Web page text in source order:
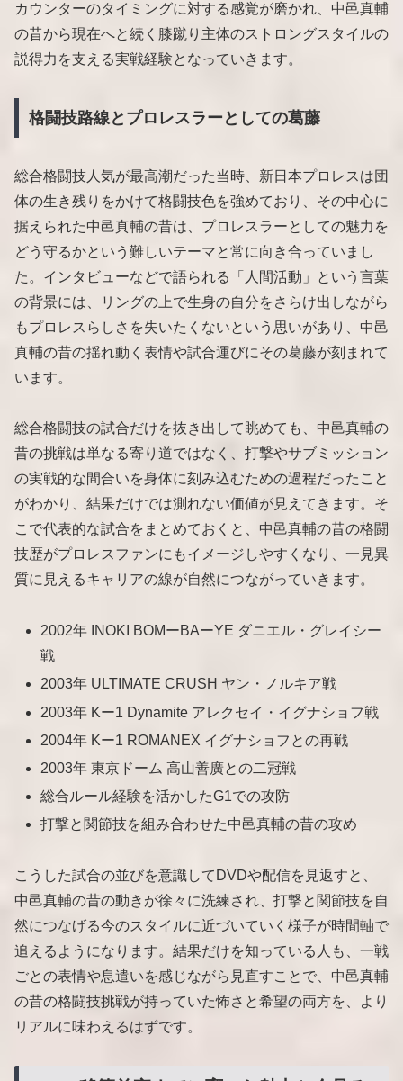
カウンターのタイミングに対する感覚が磨かれ、中邑真輔
の昔から現在へと続く膝蹴り主体のストロングスタイルの
説得力を支える実戦経験となっていきます。
格闘技路線とプロレスラーとしての葛藤
総合格闘技人気が最高潮だった当時、新日本プロレスは団
体の生き残りをかけて格闘技色を強めており、その中心に
据えられた中邑真輔の昔は、プロレスラーとしての魅力を
どう守るかという難しいテーマと常に向き合っていまし
た。インタビューなどで語られる「人間活動」という言葉
の背景には、リングの上で生身の自分をさらけ出しながら
もプロレスらしさを失いたくないという思いがあり、中邑
真輔の昔の揺れ動く表情や試合運びにその葛藤が刻まれて
います。
総合格闘技の試合だけを抜き出して眺めても、中邑真輔の
昔の挑戦は単なる寄り道ではなく、打撃やサブミッション
の実戦的な間合いを身体に刻み込むための過程だったこと
がわかり、結果だけでは測れない価値が見えてきます。そ
こで代表的な試合をまとめておくと、中邑真輔の昔の格闘
技歴がプロレスファンにもイメージしやすくなり、一見異
質に見えるキャリアの線が自然につながっていきます。
2002年 INOKI BOMーBAーYE ダニエル・グレイシー
戦
2003年 ULTIMATE CRUSH ヤン・ノルキア戦
2003年 Kー1 Dynamite アレクセイ・イグナショフ戦
2004年 Kー1 ROMANEX イグナショフとの再戦
2003年 東京ドーム 高山善廣との二冠戦
総合ルール経験を活かしたG1での攻防
打撃と関節技を組み合わせた中邑真輔の昔の攻め
こうした試合の並びを意識してDVDや配信を見返すと、
中邑真輔の昔の動きが徐々に洗練され、打撃と関節技を自
然につなげる今のスタイルに近づいていく様子が時間軸で
追えるようになります。結果だけを知っている人も、一戦
ごとの表情や息遣いを感じながら見直すことで、中邑真輔
の昔の格闘技挑戦が持っていた怖さと希望の両方を、より
リアルに味わえるはずです。